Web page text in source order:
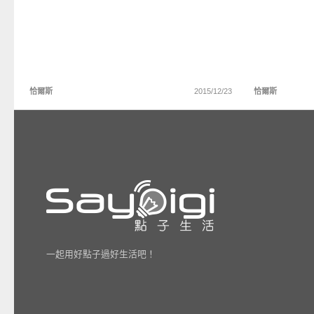
恰爾斯 2015/12/23 恰爾斯
一起用好點子過好生活吧！